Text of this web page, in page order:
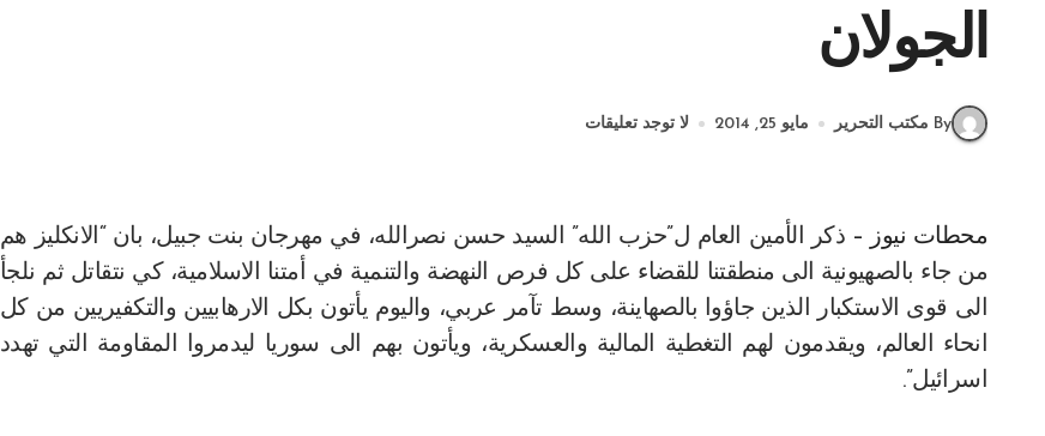
الجولان
By مكتب التحرير مايو 25, 2014 لا توجد تعليقات
محطات نيوز – ذكر الأمين العام ل”حزب الله” السيد حسن نصرالله، في مهرجان بنت جبيل، بان “الانكليز هم
من جاء بالصهيونية الى منطقتنا للقضاء على كل فرص النهضة والتنمية في أمتنا الاسلامية، كي نتقاتل ثم نلجأ
الى قوى الاستكبار الذين جاؤوا بالصهاينة، وسط تآمر عربي، واليوم يأتون بكل الارهابيين والتكفيريين من كل
انحاء العالم، ويقدمون لهم التغطية المالية والعسكرية، ويأتون بهم الى سوريا ليدمروا المقاومة التي تهدد
اسرائيل”.